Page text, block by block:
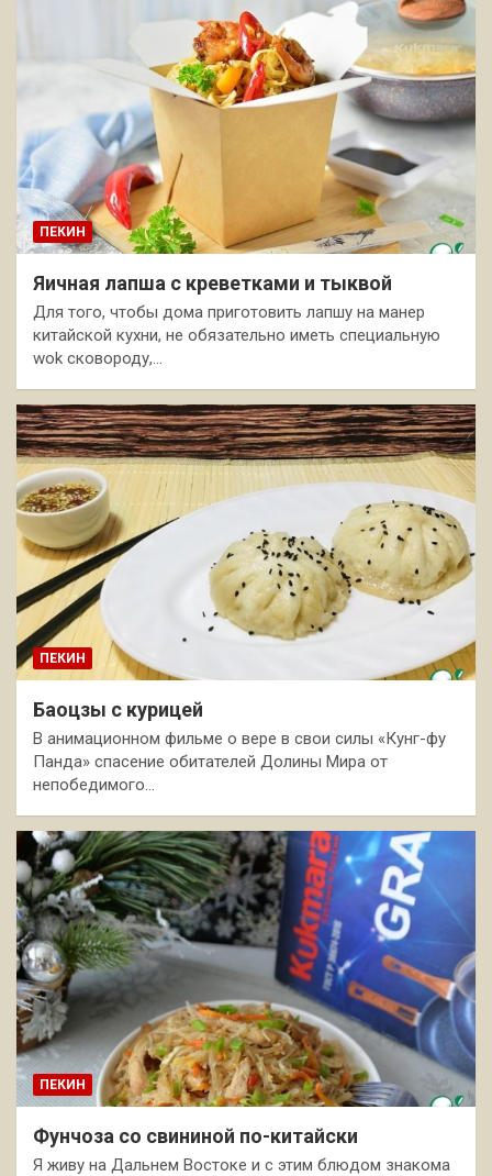
ПЕКИН
Яичная лапша с креветками и тыквой
Для того, чтобы дома приготовить лапшу на манер
китайской кухни, не обязательно иметь специальную
wok сковороду,…
ПЕКИН
Баоцзы с курицей
В анимационном фильме о вере в свои силы «Кунг-фу
Панда» спасение обитателей Долины Мира от
непобедимого…
ПЕКИН
Фунчоза со свининой по-китайски
Я живу на Дальнем Востоке и с этим блюдом знакома